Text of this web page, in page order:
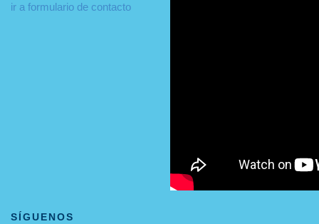
ir a formulario de contacto
SÍGUENOS